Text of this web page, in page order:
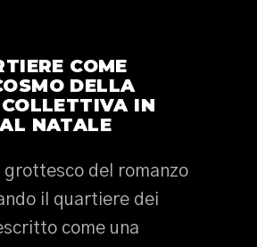
COME
DELLA
IN
NATALE
grottesco del romanzo
il quartiere dei
come una